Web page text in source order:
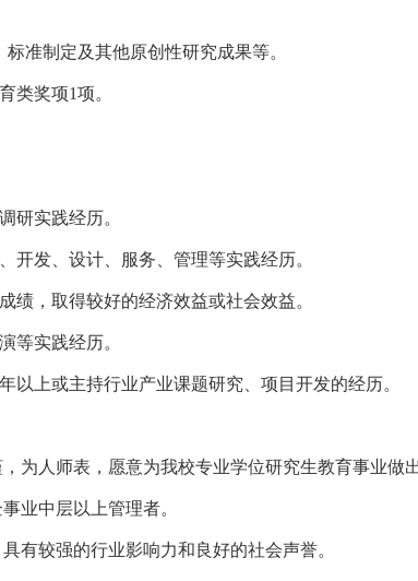
准制定及其他原创性研究成果等。
类奖项1项。
研实践经历。
开发、设计、服务、管理等实践经历。
绩，取得较好的经济效益或社会效益。
等实践经历。
以上或主持行业产业课题研究、项目开发的经历。
为人师表，愿意为我校专业学位研究生教育事业做
业中层以上管理者。
有较强的行业影响力和良好的社会声誉。